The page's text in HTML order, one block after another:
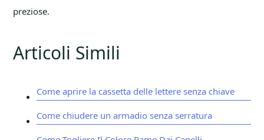
preziose.
Articoli Simili
Come aprire la cassetta delle lettere senza chiave
Come chiudere un armadio senza serratura